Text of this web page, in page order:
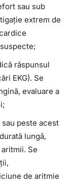
sau sub
extrem de
răspunsul
EKG). Se
evaluare a
peste acest
lungă,
Se
de aritmie